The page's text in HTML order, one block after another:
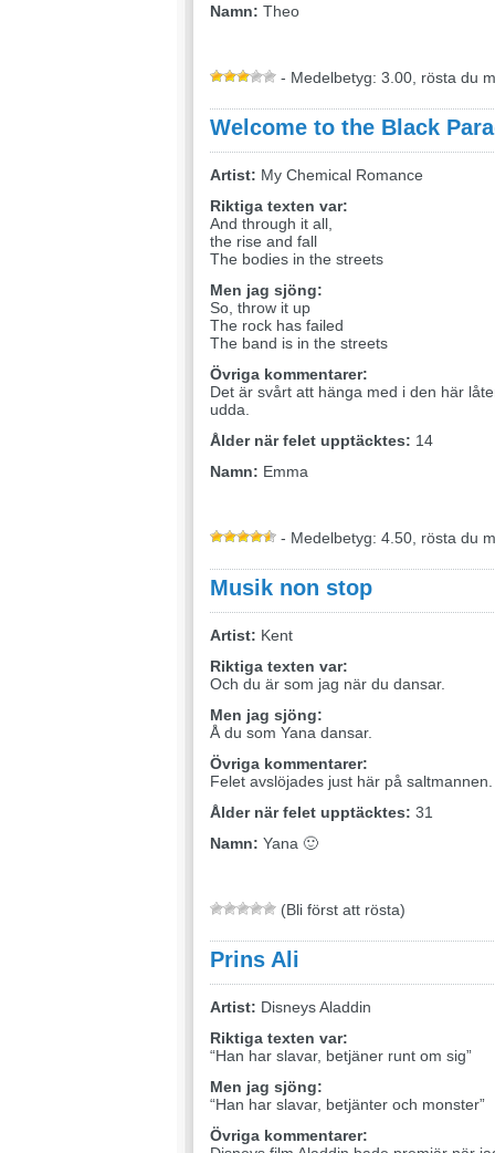
Namn: Theo
- Medelbetyg: 3.00, rösta du
Welcome to the Black
Artist: My Chemical Romance
Riktiga texten var:
And through it all,
the rise and fall
The bodies in the streets
Men jag sjöng:
So, throw it up
The rock has failed
The band is in the streets
Övriga kommentarer:
Det är svårt att hänga med i den här
udda.
Ålder när felet upptäcktes: 14
Namn: Emma
- Medelbetyg: 4.50, rösta du
Musik non stop
Artist: Kent
Riktiga texten var:
Och du är som jag när du dansar.
Men jag sjöng:
Å du som Yana dansar.
Övriga kommentarer:
Felet avslöjades just här på saltmannen.
Ålder när felet upptäcktes: 31
Namn: Yana 🙂
(Bli först att rösta)
Prins Ali
Artist: Disneys Aladdin
Riktiga texten var:
“Han har slavar, betjäner runt om sig”
Men jag sjöng:
“Han har slavar, betjänter och monster”
Övriga kommentarer: